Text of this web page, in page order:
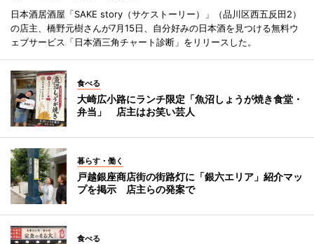
日本酒居酒屋「SAKE story（サケストーリー）」（品川区西五反田2）
の店主、橋野元樹さんが7月15日、自分好みの日本酒を見つける無料ウ
ェブサービス「日本酒三角チャート診断」をリリースした。
食べる
大崎広小路にランチ限定「魚沼しょうが焼き食堂・
弁当」 店主はお笑い芸人
暮らす・働く
戸越銀座商店街の街路灯に「銀六エリア」紹介マッ
プを掲示 店主らの発案で
食べる